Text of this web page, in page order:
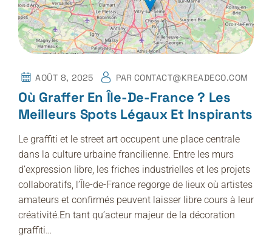
AOÛT 8, 2025 PAR CONTACT@KREADECO.COM
Où Graffer En Île-De-France ? Les
Meilleurs Spots Légaux Et Inspirants
Le graffiti et le street art occupent une place centrale
dans la culture urbaine francilienne. Entre les murs
d’expression libre, les friches industrielles et les projets
collaboratifs, l’Île-de-France regorge de lieux où artistes
amateurs et confirmés peuvent laisser libre cours à leur
créativité.En tant qu’acteur majeur de la décoration
graffiti…